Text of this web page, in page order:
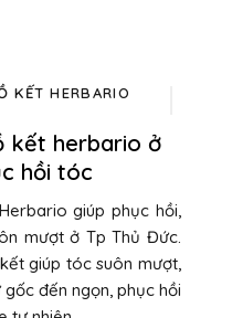
KẾT HERBARIO
kết herbario ở
hồi tóc
giúp phục hồi,
mượt ở Tp Thủ Đức.
giúp tóc suôn mượt,
đến ngọn, phục hồi